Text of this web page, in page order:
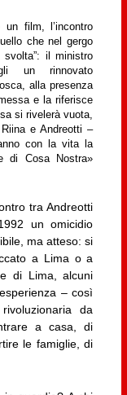
film, l’incontro
che nel gergo
svolta”: il ministro
un rinnovato
alla presenza
e la riferisce
si rivelerà vuota,
e Andreotti –
con la vita la
di Cosa Nostra»
tra Andreotti
un omicidio
ma atteso: si
a Lima o a
di Lima, alcuni
– così
da
a casa, di
le famiglie, di